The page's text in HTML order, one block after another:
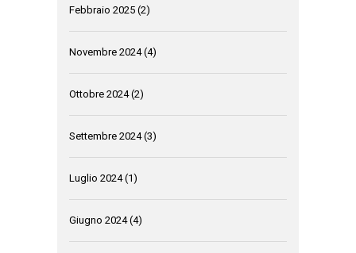
Febbraio 2025 (2)
Novembre 2024(4)
Ottobre 2024(2)
Settembre 2024(3)
Luglio 2024(1)
Giugno 2024(4)